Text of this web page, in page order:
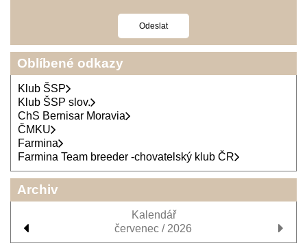
Oblíbené odkazy
Klub ŠSP
Klub ŠSP slov.
ChS Bernisar Moravia
ČMKU
Farmina
Farmina Team breeder -chovatelský klub ČR
Archiv
Kalendář
červenec / 2026